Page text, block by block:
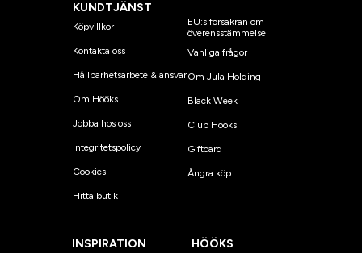
KUNDTJÄNST
Köpvillkor
Kontakta oss
Hållbarhetsarbete & ansvar
Om Hööks
Jobba hos oss
Integritetspolicy
Cookies
Hitta butik
EU:s försäkran om
överensstämmelse
Vanliga frågor
Om Jula Holding
Black Week
Club Hööks
Giftcard
Ångra köp
INSPIRATION
HÖÖKS